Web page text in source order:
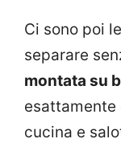
Ci sono poi
separare
montata su
esattamente
cucina e